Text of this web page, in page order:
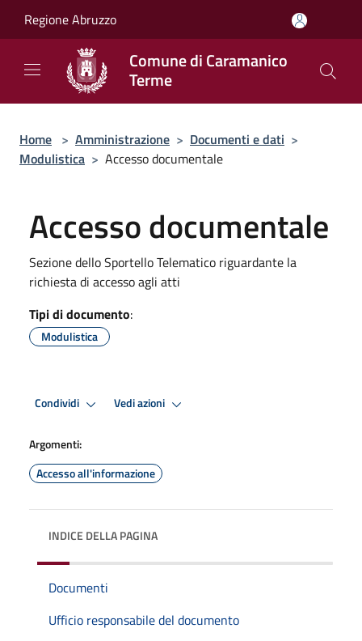
Regione Abruzzo
Comune di Caramanico
Terme
Home > Amministrazione > Documenti e dati >
Modulistica > Accesso documentale
Accesso documentale
Sezione dello Sportello Telematico riguardante la
richiesta di accesso agli atti
Tipi di documento:
Modulistica
Condividi Vedi azioni
Argomenti:
Accesso all'informazione
INDICE DELLA PAGINA
Documenti
Ufficio responsabile del documento